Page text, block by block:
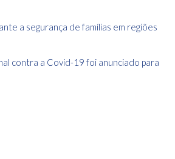
a segurança de famílias em regiões
contra a Covid-19 foi anunciado para